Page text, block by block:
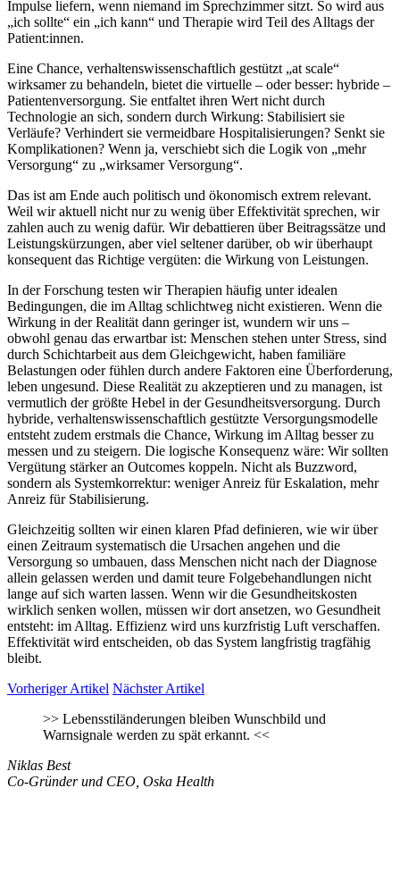
Impulse liefern, wenn niemand im Sprechzimmer sitzt. So wird aus
„ich sollte“ ein „ich kann“ und Therapie wird Teil des Alltags der
Patient:innen.
Eine Chance, verhaltenswissenschaftlich gestützt „at scale“
wirksamer zu behandeln, bietet die virtuelle – oder besser: hybride –
Patientenversorgung. Sie entfaltet ihren Wert nicht durch
Technologie an sich, sondern durch Wirkung: Stabilisiert sie
Verläufe? Verhindert sie vermeidbare Hospitalisierungen? Senkt sie
Komplikationen? Wenn ja, verschiebt sich die Logik von „mehr
Versorgung“ zu „wirksamer Versorgung“.
Das ist am Ende auch politisch und ökonomisch extrem relevant.
Weil wir aktuell nicht nur zu wenig über Effektivität sprechen, wir
zahlen auch zu wenig dafür. Wir debattieren über Beitragssätze und
Leistungskürzungen, aber viel seltener darüber, ob wir überhaupt
konsequent das Richtige vergüten: die Wirkung von Leistungen.
In der Forschung testen wir Therapien häufig unter idealen
Bedingungen, die im Alltag schlichtweg nicht existieren. Wenn die
Wirkung in der Realität dann geringer ist, wundern wir uns –
obwohl genau das erwartbar ist: Menschen stehen unter Stress, sind
durch Schichtarbeit aus dem Gleichgewicht, haben familiäre
Belastungen oder fühlen durch andere Faktoren eine Überforderung,
leben ungesund. Diese Realität zu akzeptieren und zu managen, ist
vermutlich der größte Hebel in der Gesundheitsversorgung. Durch
hybride, verhaltenswissenschaftlich gestützte Versorgungsmodelle
entsteht zudem erstmals die Chance, Wirkung im Alltag besser zu
messen und zu steigern. Die logische Konsequenz wäre: Wir sollten
Vergütung stärker an Outcomes koppeln. Nicht als Buzzword,
sondern als Systemkorrektur: weniger Anreiz für Eskalation, mehr
Anreiz für Stabilisierung.
Gleichzeitig sollten wir einen klaren Pfad definieren, wie wir über
einen Zeitraum systematisch die Ursachen angehen und die
Versorgung so umbauen, dass Menschen nicht nach der Diagnose
allein gelassen werden und damit teure Folgebehandlungen nicht
lange auf sich warten lassen. Wenn wir die Gesundheitskosten
wirklich senken wollen, müssen wir dort ansetzen, wo Gesundheit
entsteht: im Alltag. Effizienz wird uns kurzfristig Luft verschaffen.
Effektivität wird entscheiden, ob das System langfristig tragfähig
bleibt.
Vorheriger Artikel Nächster Artikel
>> Lebensstiländerungen bleiben Wunschbild und
Warnsignale werden zu spät erkannt. <<
Niklas Best
Co-Gründer und CEO, Oska Health